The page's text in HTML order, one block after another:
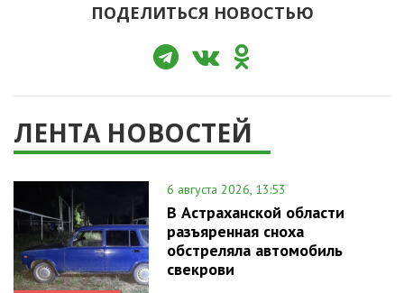
ПОДЕЛИТЬСЯ НОВОСТЬЮ
ЛЕНТА НОВОСТЕЙ
6 августа 2026, 13:53
В Астраханской области
разъяренная сноха
обстреляла автомобиль
свекрови